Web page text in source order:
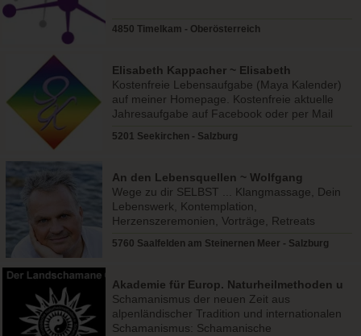
4850 Timelkam - Oberösterreich
Elisabeth Kappacher ~ Elisabeth
Kappacher
Kostenfreie Lebensaufgabe (Maya Kalender)
auf meiner Homepage. Kostenfreie aktuelle
Jahresaufgabe auf Facebook oder per Mail
5201 Seekirchen - Salzburg
An den Lebensquellen ~ Wolfgang
Lugmayr
Wege zu dir SELBST ... Klangmassage, Dein
Lebenswerk, Kontemplation,
Herzenszeremonien, Vorträge, Retreats
5760 Saalfelden am Steinernen Meer - Salzburg
Akademie für Europ. Naturheilmethoden u
Schamanismus
Schamanismus der neuen Zeit aus
alpenländischer Tradition und internationalen
Schamanismus: Schamanische